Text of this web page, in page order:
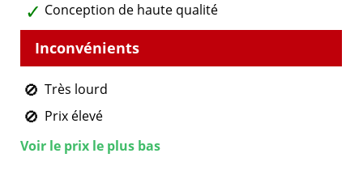
Conception de haute qualité
Très lourd
Prix élevé
Voir le prix le plus bas